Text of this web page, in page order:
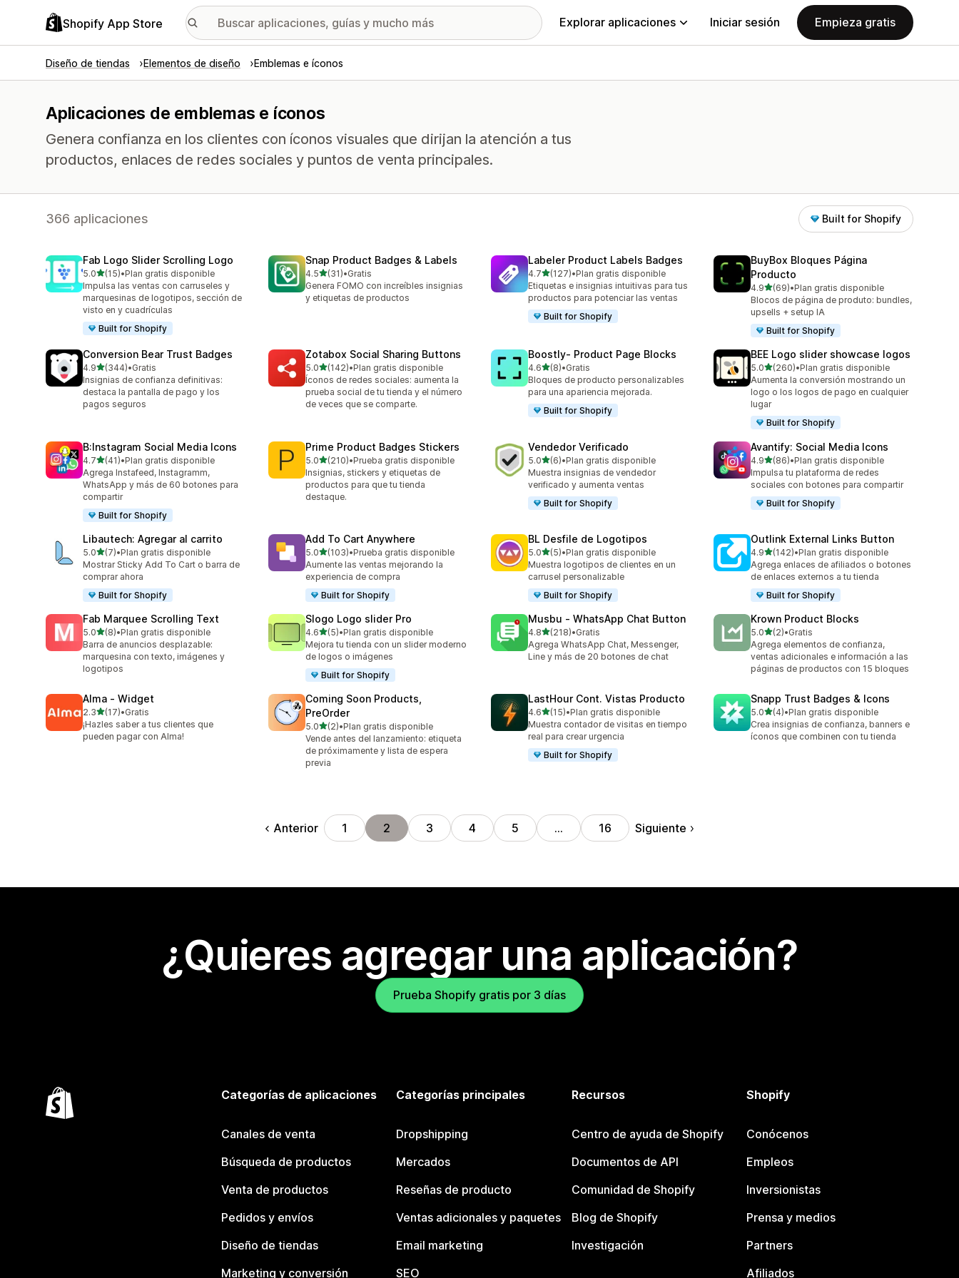
Shopify App Store Explorar aplicaciones Iniciar sesión Empieza gratis
Diseño de tiendas Elementos de diseño Emblemas e íconos
Aplicaciones de emblemas e íconos
Genera confianza en los clientes con íconos visuales que dirijan la atención a tus
productos, enlaces de redes sociales y puntos de venta principales.
366 aplicaciones Built for Shopify
Fab Logo Slider Scrolling Logo
5.0de 5 estrellas
(15)
15 reseñas en total
•Plan gratis disponible
Impulsa las ventas con carruseles y
marquesinas de logotipos, sección de
visto en y cuadrículas
Built for Shopify
Snap Product Badges & Labels
4.5de 5 estrellas
(31)
31 reseñas en total
•Gratis
Genera FOMO con increíbles insignias
y etiquetas de productos
Labeler Product Labels Badges
4.7de 5 estrellas
(127)
127 reseñas en total
•Plan gratis disponible
Etiquetas e insignias intuitivas para tus
productos para potenciar las ventas
Built for Shopify
BuyBox Bloques Página
Producto
4.9de 5 estrellas
(69)
69 reseñas en total
•Plan gratis disponible
Blocos de página de produto: bundles,
upsells + setup IA
Built for Shopify
Conversion Bear Trust Badges
4.9de 5 estrellas
(344)
344 reseñas en total
•Gratis
Insignias de confianza definitivas:
destaca la pantalla de pago y los
pagos seguros
Zotabox Social Sharing Buttons
5.0de 5 estrellas
(142)
142 reseñas en total
•Plan gratis disponible
Íconos de redes sociales: aumenta la
prueba social de tu tienda y el número
de veces que se comparte.
Boostly‑ Product Page Blocks
4.6de 5 estrellas
(8)
8 reseñas en total
•Gratis
Bloques de producto personalizables
para una apariencia mejorada.
Built for Shopify
BEE Logo slider showcase logos
5.0de 5 estrellas
(260)
260 reseñas en total
•Plan gratis disponible
Aumenta la conversión mostrando un
logo o los logos de pago en cualquier
lugar
Built for Shopify
B:Instagram Social Media Icons
4.7de 5 estrellas
(41)
41 reseñas en total
•Plan gratis disponible
Agrega Instafeed, Instagramm,
WhatsApp y más de 60 botones para
compartir
Built for Shopify
Prime Product Badges Stickers
5.0de 5 estrellas
(210)
210 reseñas en total
•Prueba gratis disponible
Insignias, stickers y etiquetas de
productos para que tu tienda
destaque.
Vendedor Verificado
5.0de 5 estrellas
(6)
6 reseñas en total
•Plan gratis disponible
Muestra insignias de vendedor
verificado y aumenta ventas
Built for Shopify
Avantify: Social Media Icons
4.9de 5 estrellas
(86)
86 reseñas en total
•Plan gratis disponible
Impulsa tu plataforma de redes
sociales con botones para compartir
Built for Shopify
Libautech: Agregar al carrito
5.0de 5 estrellas
(7)
7 reseñas en total
•Plan gratis disponible
Mostrar Sticky Add To Cart o barra de
comprar ahora
Built for Shopify
Add To Cart Anywhere
5.0de 5 estrellas
(103)
103 reseñas en total
•Prueba gratis disponible
Aumente las ventas mejorando la
experiencia de compra
Built for Shopify
BL Desfile de Logotipos
5.0de 5 estrellas
(5)
5 reseñas en total
•Plan gratis disponible
Muestra logotipos de clientes en un
carrusel personalizable
Built for Shopify
Outlink External Links Button
4.9de 5 estrellas
(142)
142 reseñas en total
•Plan gratis disponible
Agrega enlaces de afiliados o botones
de enlaces externos a tu tienda
Built for Shopify
Fab Marquee Scrolling Text
5.0de 5 estrellas
(8)
8 reseñas en total
•Plan gratis disponible
Barra de anuncios desplazable:
marquesina con texto, imágenes y
logotipos
Slogo Logo slider Pro
4.6de 5 estrellas
(5)
5 reseñas en total
•Plan gratis disponible
Mejora tu tienda con un slider moderno
de logos o imágenes
Built for Shopify
Musbu ‑ WhatsApp Chat Button
4.8de 5 estrellas
(218)
218 reseñas en total
•Gratis
Agrega WhatsApp Chat, Messenger,
Line y más de 20 botones de chat
Krown Product Blocks
5.0de 5 estrellas
(2)
2 reseñas en total
•Gratis
Agrega elementos de confianza,
ventas adicionales e información a las
páginas de productos con 15 bloques
Alma ‑ Widget
2.3de 5 estrellas
(17)
17 reseñas en total
•Gratis
¡Hazles saber a tus clientes que
pueden pagar con Alma!
Coming Soon Products,
PreOrder
5.0de 5 estrellas
(2)
2 reseñas en total
•Plan gratis disponible
Vende antes del lanzamiento: etiqueta
de próximamente y lista de espera
previa
LastHour Cont. Vistas Producto
4.6de 5 estrellas
(15)
15 reseñas en total
•Plan gratis disponible
Muestra contador de visitas en tiempo
real para crear urgencia
Built for Shopify
Snapp Trust Badges & Icons
5.0de 5 estrellas
(4)
4 reseñas en total
•Plan gratis disponible
Crea insignias de confianza, banners e
íconos que combinen con tu tienda
Anterior 1 2 3 4 5 … 16 Siguiente
¿Quieres agregar una aplicación?
Prueba Shopify gratis por 3 días
Categorías de aplicaciones
Canales de venta
Búsqueda de productos
Venta de productos
Pedidos y envíos
Diseño de tiendas
Marketing y conversión
Categorías principales
Dropshipping
Mercados
Reseñas de producto
Ventas adicionales y paquetes
Email marketing
SEO
Recursos
Centro de ayuda de Shopify
Documentos de API
Comunidad de Shopify
Blog de Shopify
Investigación
Shopify
Conócenos
Empleos
Inversionistas
Prensa y medios
Partners
Afiliados